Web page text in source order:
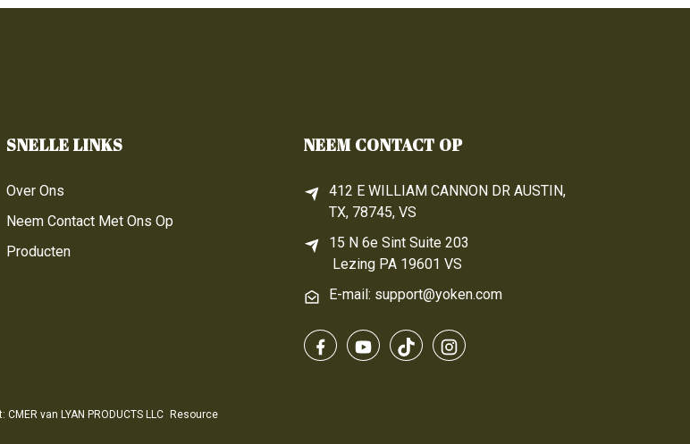
SNELLE LINKS
Over Ons
Neem Contact Met Ons Op
Producten
NEEM CONTACT OP
412 E WILLIAM CANNON DR AUSTIN,
TX, 78745, VS
15 N 6e Sint Suite 203
Lezing PA 19601 VS
E-mail: support@yoken.com
CMER van LYAN PRODUCTS LLC Resource